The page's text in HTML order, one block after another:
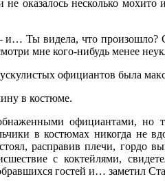
не оказалось несколько
и… Ты видела, что произошло?
мне кого-нибудь менее
официантов была
в костюме.
официантами, но
в костюмах никогда не
расправив плечи, гордо
с коктейлями,
гостей и… заметил